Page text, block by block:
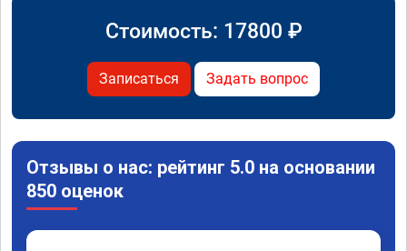
Стоимость: 17800 ₽
Записаться Задать вопрос
Отзывы о нас: рейтинг 5.0 на основании
850 оценок